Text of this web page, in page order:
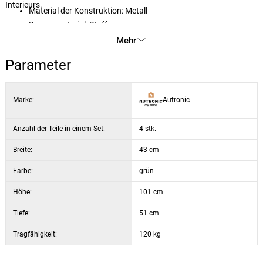
Interieurs.
Material der Konstruktion: Metall
Bezugsmaterial: Stoff
Farbe des Gestells: Schwarz (matt)
Design: vertikale Ziernähte an der Rückenlehne
Anzahl der Teile pro Packung: 4 Stück
Geeignete Einsatzbereiche: Küchenbar, Esszimmerinsel,
Sitzbreite 43 cm
Sitzhöhe 76 cm
Mehr
Parameter
Marke: Autronic
Anzahl der Teile in einem Set: 4 stk.
Breite: 43 cm
Farbe: grün
Höhe: 101 cm
Tiefe: 51 cm
Tragfähigkeit: 120 kg